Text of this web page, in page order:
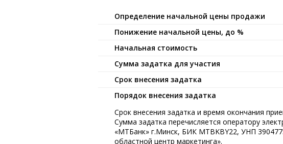
Определение начальной цены продажи
Понижение начальной цены, до %
Начальная стоимость
Сумма задатка для участия
Срок внесения задатка
Порядок внесения задатка
Срок внесения задатка и время окончания
Сумма задатка перечисляется оператору
«МТБанк» г.Минск, БИК MTBKBY22, УНП
областной центр маркетинга».